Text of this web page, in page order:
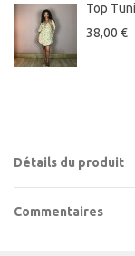
Top
38,00 €
Détails du produit
Commentaires